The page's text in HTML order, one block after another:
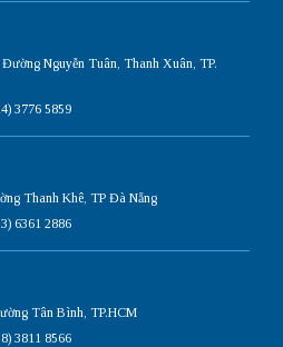
Nguyễn Tuân, Thanh Xuân, TP.
3776 5859
Thanh Khê, TP Đà Nẵng
6361 2886
Tân Bình, TP.HCM
3811 8566